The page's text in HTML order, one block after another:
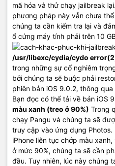
mã hóa và thử chạy jailbreak
phương pháp này vẫn chưa
chúng ta cần kiểm tra lại và
ổ cứng máy tính phải trên 10
/usr/libexc/cydia/cydo
trong những sự cố nghiêm
bởi chúng ta sẽ buộc phải
phiên bản iOS 9.0.2, thông
Bạn đọc có thể tải về bản iOS
màu xanh (treo ở 90%) Trong
chạy Pangu và chúng ta sẽ
truy cập vào ứng dụng Photos.
iPhone liên tục chớp màu
ở mức 90%, chúng ta sẽ cần
đầu. Tuy nhiên, lúc này chúng